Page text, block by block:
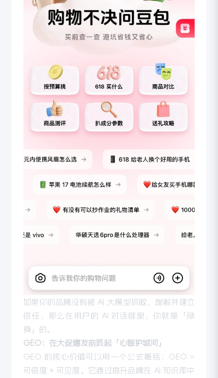
如果你的品牌没有被 AI 大模型抓取、理解并建立
信任，那么在用户的 AI 对话框里，你就是「隐
身」的。
GEO：在大促爆发前筑起「心智护城河」
GEO 的核心价值可以用一个公式概括：GEO =
可信度 × 可见度。它通过提升品牌在 AI 知识库中